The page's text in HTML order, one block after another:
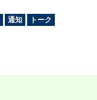
通知 トーク